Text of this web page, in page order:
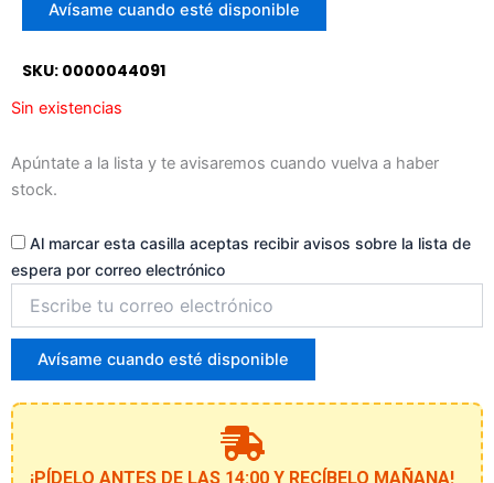
para
unirte
la
lista
de
Avísame cuando esté disponible
SKU: 0000044091
Sin existencias
Apúntate a la lista y te avisaremos cuando vuelva a haber
stock.
Al marcar esta casilla aceptas recibir avisos sobre la lista de
espera por correo electrónico
correo
para
unirte
a
la
lista
de
Avísame cuando esté disponible
¡PÍDELO ANTES DE LAS 14:00 Y RECÍBELO MAÑANA!